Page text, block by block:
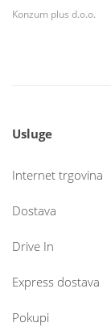
Konzum plus d.o.o.
Usluge
Internet trgovina
Dostava
Drive In
Express dostava
Pokupi